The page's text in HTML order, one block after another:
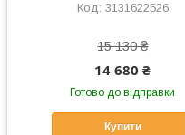
3131622526
15 130 ₴
14 680 ₴
Готово до відправки
Купити